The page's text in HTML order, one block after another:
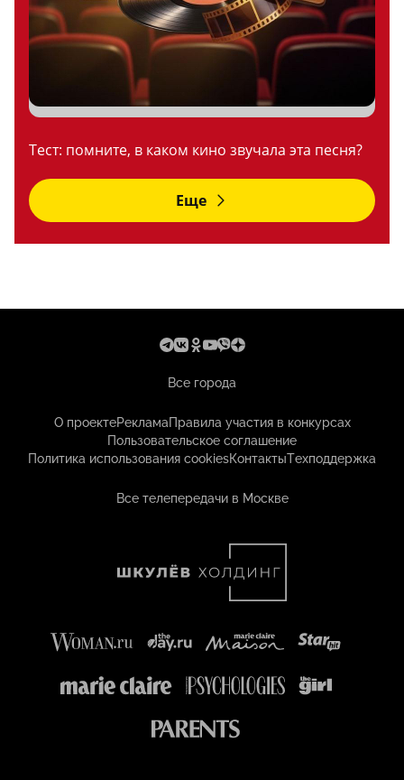
Тест: помните, в каком кино звучала эта песня?
Еще
Все города
О проектеРекламаПравила участия в конкурсах
Пользовательское соглашение
Политика использования cookiesКонтактыТехподдержка
Все телепередачи в Москве